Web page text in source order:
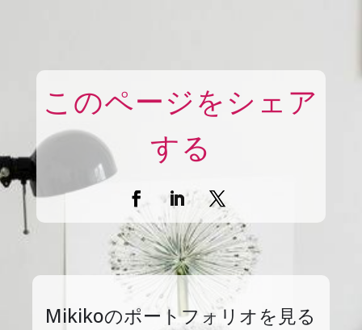
このページをシェア
する
Mikikoのポートフォリオを見る